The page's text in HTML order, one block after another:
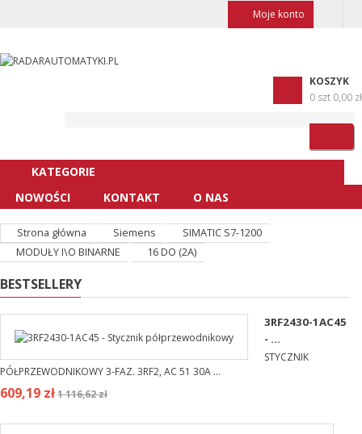
Moje konto
KOSZYK
0 szt 0,00 zł
KATEGORIE
NOWOŚCI
KONTAKT O NAS
Strona główna Siemens
SIMATIC S7-1200
MODUŁY I\O BINARNE
16 DO (2A)
BESTSELLERY
3RF2430-1AC45
- ...
STYCZNIK
PÓŁPRZEWODNIKOWY 3-FAZ. 3RF2, AC 51 30A ...
609,19 zł1 116,62 zł